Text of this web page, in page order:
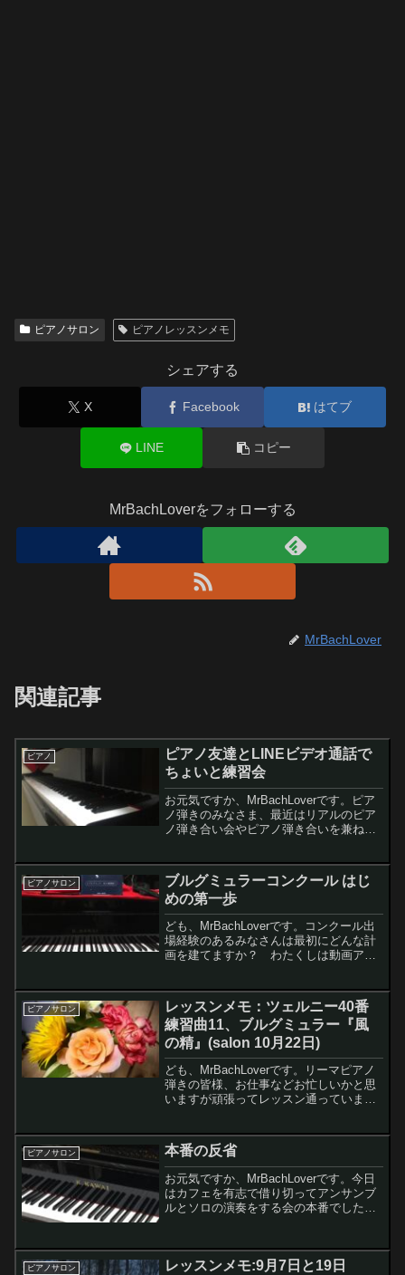
ピアノサロン ピアノレッスンメモ
シェアする
X Facebook はてブ
LINE コピー
MrBachLoverをフォローする
MrBachLover
関連記事
ピアノ
ピアノ友達とLINEビデオ通話で
ちょいと練習会
お元気ですか、MrBachLoverです。ピア
ノ弾きのみなさま、最近はリアルのピア
ノ弾き合い会やピアノ弾き合いを兼ねた
ピアノ仲間のK氏とLINEビデオ通話で軽
めのピアノ...
ピアノサロン
ブルグミュラーコンクール はじ
めの第一歩
ども、MrBachLoverです。コンクール出
場経験のあるみなさんは最初にどんな計
画を建てますか？ わたくしは動画アド
す譜読み段階で指使いの検討を開始わた
くしは初見で弾...
ピアノサロン
レッスンメモ：ツェルニー40番
練習曲11、ブルグミュラー『風
の精』(salon 10月22日)
ども、MrBachLoverです。リーマピアノ
弾きの皆様、お仕事などお忙しいかと思
いますが頑張ってレッスン通っています
います。この日はダブルで受講しちゃっ
て...
ピアノサロン 本番の反省
お元気ですか、MrBachLoverです。今日
はカフェを有志で借り切ってアンサンブ
ルとソロの演奏をする会の本番でした。
した。会場のピアノにイマイチ慣れない
まま終わってし...
ピアノサロン
レッスンメモ:9月7日と19日